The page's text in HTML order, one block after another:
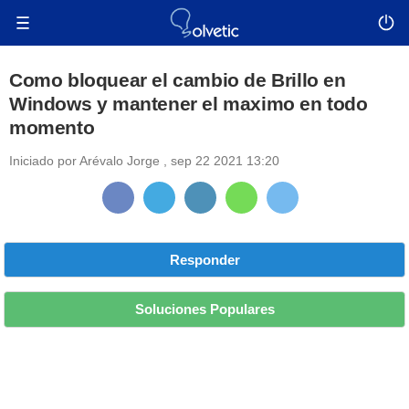
Como bloquear el cambio de Brillo en
Windows y mantener el maximo en todo
momento
Iniciado porArévalo Jorge sep 22 2021 13:20
Responder
Soluciones Populares